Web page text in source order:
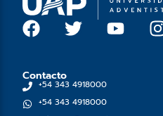
F
a
e
b
T
w
t
t
Y I
n
Contacto
+54 343 4918000
+54 343 4918000